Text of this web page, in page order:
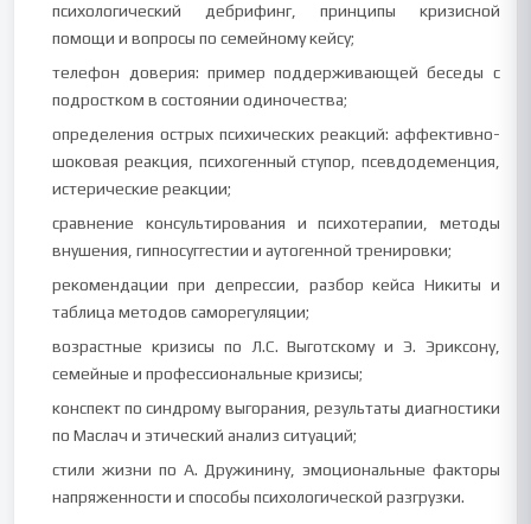
психологический дебрифинг, принципы кризисной
помощи и вопросы по семейному кейсу;
телефон доверия: пример поддерживающей беседы с
подростком в состоянии одиночества;
определения острых психических реакций: аффективно-
шоковая реакция, психогенный ступор, псевдодеменция,
истерические реакции;
сравнение консультирования и психотерапии, методы
внушения, гипносуггестии и аутогенной тренировки;
рекомендации при депрессии, разбор кейса Никиты и
таблица методов саморегуляции;
возрастные кризисы по Л.С. Выготскому и Э. Эриксону,
семейные и профессиональные кризисы;
конспект по синдрому выгорания, результаты диагностики
по Маслач и этический анализ ситуаций;
стили жизни по А. Дружинину, эмоциональные факторы
напряженности и способы психологической разгрузки.